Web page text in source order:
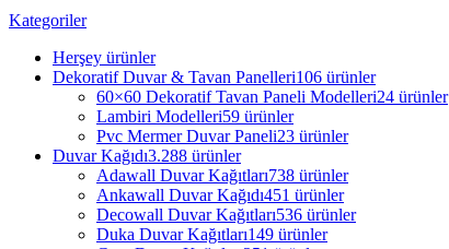
Kategoriler
Herşey ürünler
Dekoratif Duvar & Tavan Panelleri106 ürünler
60×60 Dekoratif Tavan Paneli Modelleri24 ürünler
Lambiri Modelleri59 ürünler
Pvc Mermer Duvar Paneli23 ürünler
Duvar Kağıdı3.288 ürünler
Adawall Duvar Kağıtları738 ürünler
Ankawall Duvar Kağıdı451 ürünler
Decowall Duvar Kağıtları536 ürünler
Duka Duvar Kağıtları149 ürünler